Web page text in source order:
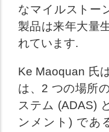
なマイルストー
製品は来年大量
れています.
Ke Maoquan 氏
は、2 つの場所
ステム (ADAS)
ンメント) であ